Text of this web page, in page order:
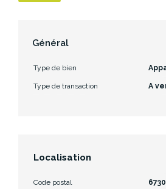
Général
Type de bien
Type de transaction A
Localisation
Code postal